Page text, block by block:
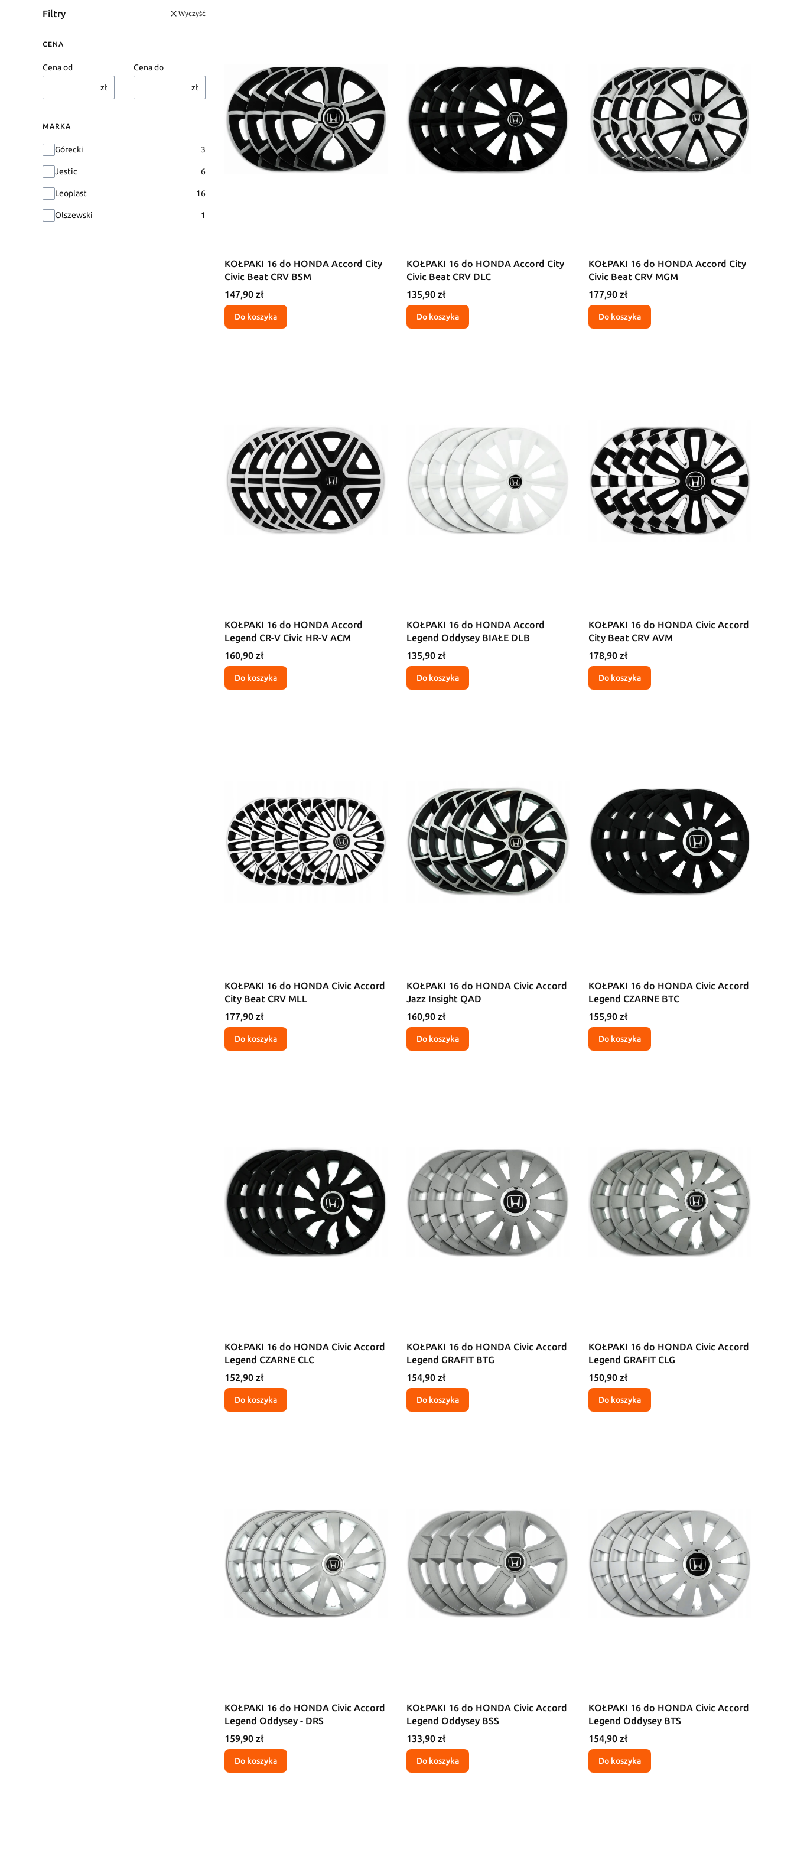
Filtry Wyczyść
CENA
Cena od
zł
Cena do
zł
MARKA
MarkaGórecki 3
Jestic 6
Leoplast 16
Olszewski 1
KOŁPAKI 16 do HONDA Accord City
Civic Beat CRV BSM
Cena
147,90 zł
Do koszyka
KOŁPAKI 16 do HONDA Accord City
Civic Beat CRV DLC
Cena
135,90 zł
Do koszyka
KOŁPAKI 16 do HONDA Accord City
Civic Beat CRV MGM
Cena
177,90 zł
Do koszyka
KOŁPAKI 16 do HONDA Accord
Legend CR-V Civic HR-V ACM
Cena
160,90 zł
Do koszyka
KOŁPAKI 16 do HONDA Accord
Legend Oddysey BIAŁE DLB
Cena
135,90 zł
Do koszyka
KOŁPAKI 16 do HONDA Civic Accord
City Beat CRV AVM
Cena
178,90 zł
Do koszyka
KOŁPAKI 16 do HONDA Civic Accord
City Beat CRV MLL
Cena
177,90 zł
Do koszyka
KOŁPAKI 16 do HONDA Civic Accord
Jazz Insight QAD
Cena
160,90 zł
Do koszyka
KOŁPAKI 16 do HONDA Civic Accord
Legend CZARNE BTC
Cena
155,90 zł
Do koszyka
KOŁPAKI 16 do HONDA Civic Accord
Legend CZARNE CLC
Cena
152,90 zł
Do koszyka
KOŁPAKI 16 do HONDA Civic Accord
Legend GRAFIT BTG
Cena
154,90 zł
Do koszyka
KOŁPAKI 16 do HONDA Civic Accord
Legend GRAFIT CLG
Cena
150,90 zł
Do koszyka
KOŁPAKI 16 do HONDA Civic Accord
Legend Oddysey - DRS
Cena
159,90 zł
Do koszyka
KOŁPAKI 16 do HONDA Civic Accord
Legend Oddysey BSS
Cena
133,90 zł
Do koszyka
KOŁPAKI 16 do HONDA Civic Accord
Legend Oddysey BTS
Cena
154,90 zł
Do koszyka